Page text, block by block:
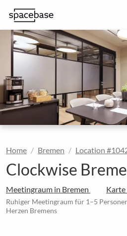
Home Bremen Location
Clockwise
Meetingraum in Bremen Karte
Ruhiger Meetingraum für 1–5
Herzen Bremens